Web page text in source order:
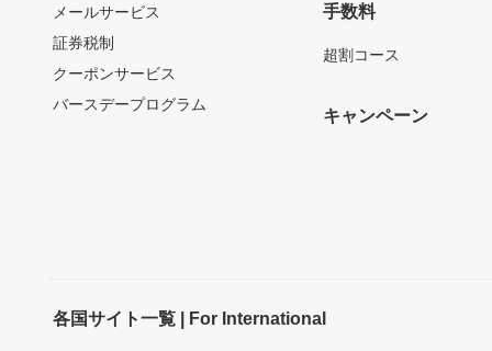
メールサービス
証券税制
クーポンサービス
バースデープログラム
手数料
超割コース
キャンペーン
各国サイト一覧 | For International